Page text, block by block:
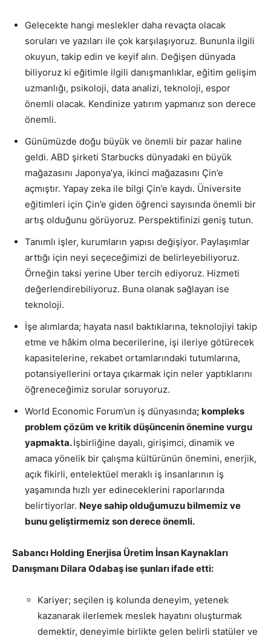
Gelecekte hangi meslekler daha revaçta olacak
soruları ve yazıları ile çok karşılaşıyoruz. Bununla ilgili
okuyun, takip edin ve keyif alın. Değişen dünyada
biliyoruz ki eğitimle ilgili danışmanlıklar, eğitim gelişim
uzmanlığı, psikoloji, data analizi, teknoloji, espor
önemli olacak. Kendinize yatırım yapmanız son derece
önemli.
Günümüzde doğu büyük ve önemli bir pazar haline
geldi. ABD şirketi Starbucks dünyadaki en büyük
mağazasını Japonya’ya, ikinci mağazasını Çin’e
açmıştır. Yapay zeka ile bilgi Çin’e kaydı. Üniversite
eğitimleri için Çin’e giden öğrenci sayısında önemli bir
artış olduğunu görüyoruz. Perspektifinizi geniş tutun.
Tanımlı işler, kurumların yapısı değişiyor. Paylaşımlar
arttığı için neyi seçeceğimizi de belirleyebiliyoruz.
Örneğin taksi yerine Uber tercih ediyoruz. Hizmeti
değerlendirebiliyoruz. Buna olanak sağlayan ise
teknoloji.
İşe alımlarda; hayata nasıl baktıklarına, teknolojiyi takip
etme ve hâkim olma becerilerine, işi ileriye götürecek
kapasitelerine, rekabet ortamlarındaki tutumlarına,
potansiyellerini ortaya çıkarmak için neler yaptıklarını
öğreneceğimiz sorular soruyoruz.
World Economic Forum’un iş dünyasında; kompleks
problem çözüm ve kritik düşüncenin önemine vurgu
yapmakta.İşbirliğine dayalı, girişimci, dinamik ve
amaca yönelik bir çalışma kültürünün önemini, enerjik,
açık fikirli, entelektüel meraklı iş insanlarının iş
yaşamında hızlı yer edineceklerini raporlarında
belirtiyorlar. Neye sahip olduğumuzu bilmemiz ve
bunu geliştirmemiz son derece önemli.
Sabancı Holding Enerjisa Üretim İnsan Kaynakları
Danışmanı Dilara Odabaş ise şunları ifade etti:
Kariyer; seçilen iş kolunda deneyim, yetenek
kazanarak ilerlemek meslek hayatını oluşturmak
demektir, deneyimle birlikte gelen belirli statüler ve